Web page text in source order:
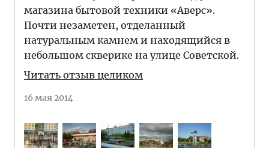
магазина бытовой техники «Аверс».
Почти незаметен, отделанный
натуральным камнем и находящийся в
небольшом скверике на улице Советской.
Читать отзыв целиком
16 мая 2014